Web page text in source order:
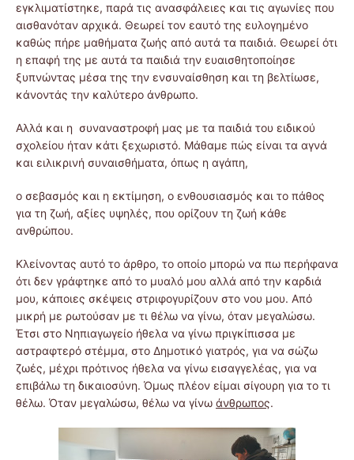
εγκλιματίστηκε, παρά τις ανασφάλειες και τις αγωνίες που
αισθανόταν αρχικά. Θεωρεί τον εαυτό της ευλογημένο
καθώς πήρε μαθήματα ζωής από αυτά τα παιδιά. Θεωρεί ότι
η επαφή της με αυτά τα παιδιά την ευαισθητοποίησε
ξυπνώντας μέσα της την ενσυναίσθηση και τη βελτίωσε,
κάνοντάς την καλύτερο άνθρωπο.
Αλλά και η συναναστροφή μας με τα παιδιά του ειδικού
σχολείου ήταν κάτι ξεχωριστό. Μάθαμε πώς είναι τα αγνά
και ειλικρινή συναισθήματα, όπως η αγάπη,
ο σεβασμός και η εκτίμηση, ο ενθουσιασμός και το πάθος
για τη ζωή, αξίες υψηλές, που ορίζουν τη ζωή κάθε
ανθρώπου.
Κλείνοντας αυτό το άρθρο, το οποίο μπορώ να πω περήφανα
ότι δεν γράφτηκε από το μυαλό μου αλλά από την καρδιά
μου, κάποιες σκέψεις στριφογυρίζουν στο νου μου. Από
μικρή με ρωτούσαν με τι θέλω να γίνω, όταν μεγαλώσω.
Έτσι στο Νηπιαγωγείο ήθελα να γίνω πριγκίπισσα με
αστραφτερό στέμμα, στο Δημοτικό γιατρός, για να σώζω
ζωές, μέχρι πρότινος ήθελα να γίνω εισαγγελέας, για να
επιβάλω τη δικαιοσύνη. Όμως πλέον είμαι σίγουρη για το τι
θέλω. Όταν μεγαλώσω, θέλω να γίνω άνθρωπος.